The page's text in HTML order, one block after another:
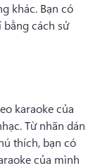
khác. Bạn có
cách sử
karaoke của
Từ nhãn dán
thích, bạn có
của mình